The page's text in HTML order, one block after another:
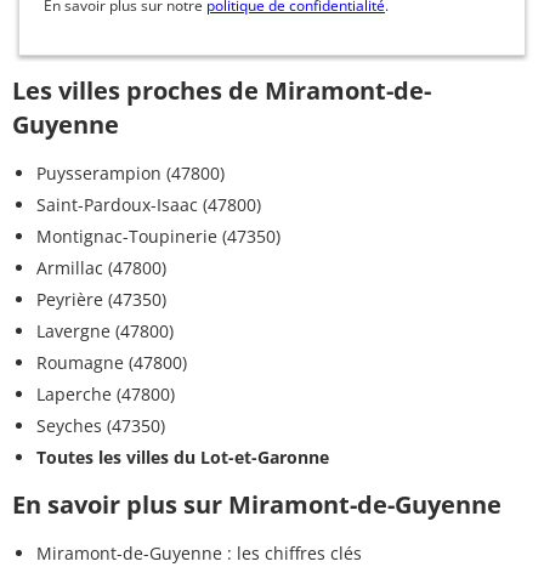
En savoir plus sur notre politique de confidentialité.
Les villes proches de Miramont-de-
Guyenne
Puysserampion (47800)
Saint-Pardoux-Isaac (47800)
Montignac-Toupinerie (47350)
Armillac (47800)
Peyrière (47350)
Lavergne (47800)
Roumagne (47800)
Laperche (47800)
Seyches (47350)
Toutes les villes du Lot-et-Garonne
En savoir plus sur Miramont-de-Guyenne
Miramont-de-Guyenne : les chiffres clés